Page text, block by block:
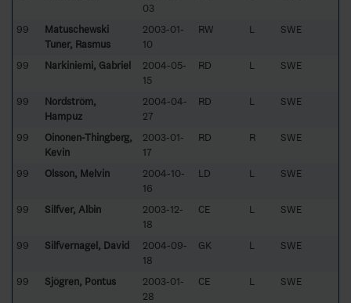
03
99
Matuschewski
Tuner, Rasmus
2003-01-
10
RW L SWE
99 Narkiniemi, Gabriel
2004-05-
15
RD L SWE
99
Nordström,
Hampuz
2004-04-
27
RD L SWE
99
Oinonen-Thingberg,
Kevin
2003-01-
17
RD R SWE
99 Olsson, Melvin
2004-10-
16
LD L SWE
99 Silfver, Albin
2003-12-
18
CE L SWE
99 Silfvernagel, David
2004-09-
18
GK L SWE
99 Sjögren, Pontus
2003-01-
28
CE L SWE